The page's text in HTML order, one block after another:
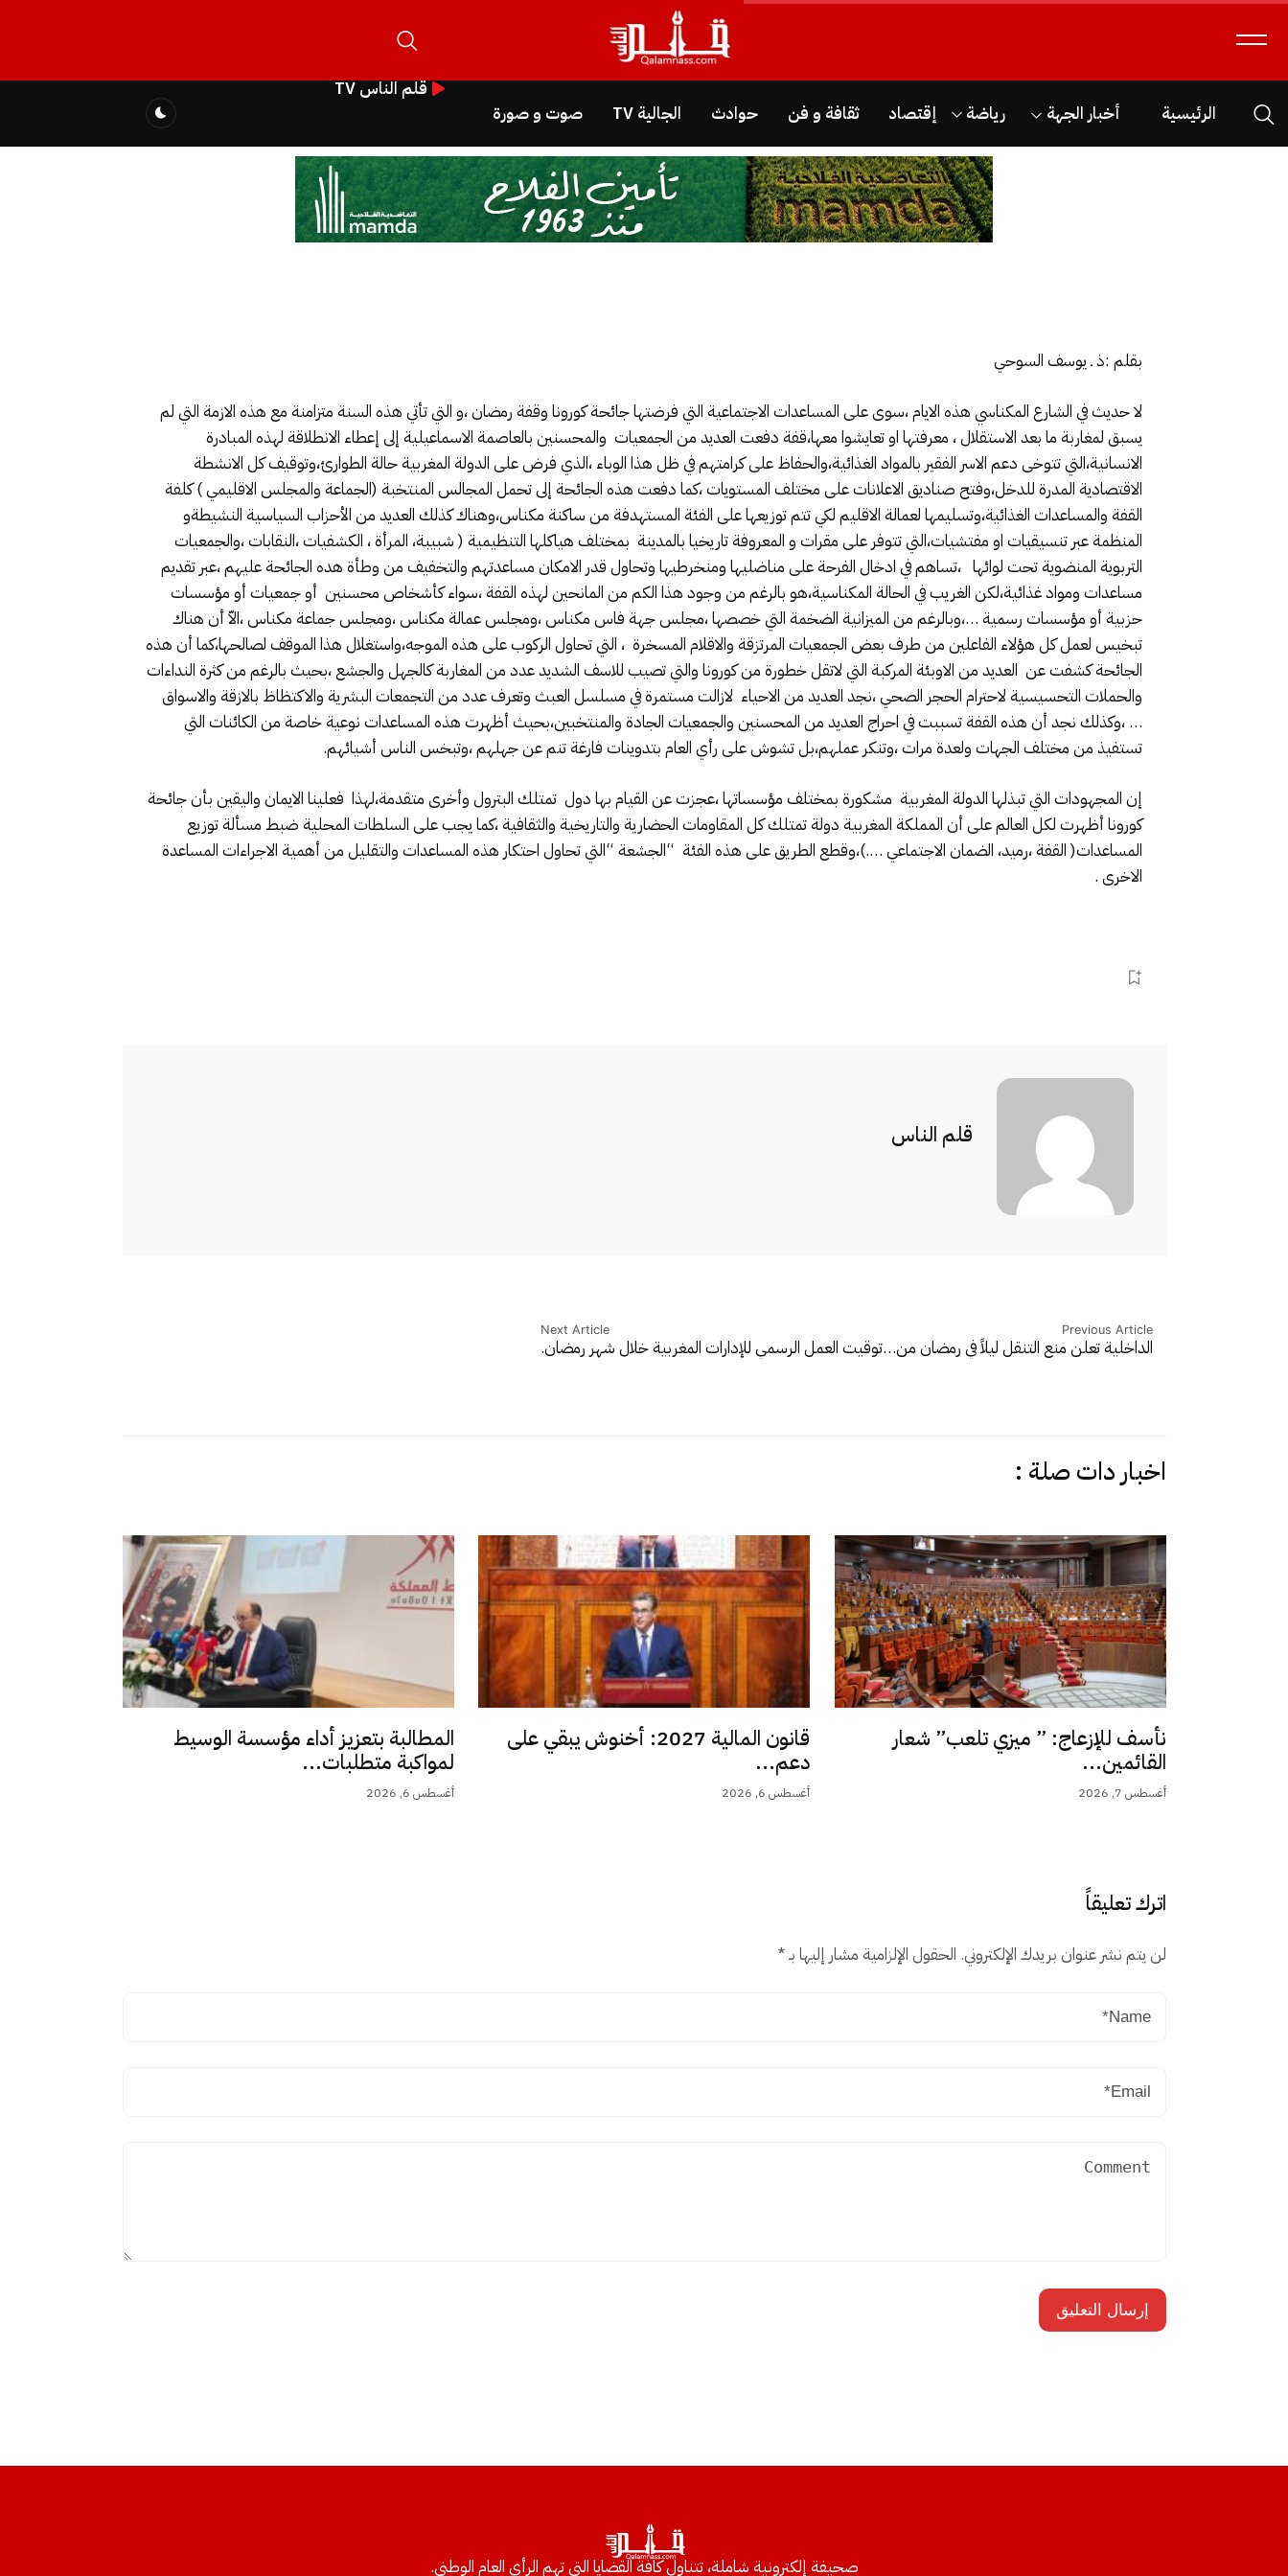
الرئيسية أخبار الجهة رياضة إقتصاد ثقافة و فن حوادث الجالية TV صوت و صورة
قلم الناس TV
بقلم :ذ ـ يوسف السوحي
لا حديث في الشارع المكناسي هذه الايام ،سوى على المساعدات الاجتماعية التي فرضتها جائحة كورونا وقفة رمضان ،و التي تأتي هذه السنة متزامنة مع هذه الازمة التي لم
يسبق لمغاربة ما بعد الاستقلال ، معرفتها او تعايشوا معها،قفة دفعت العديد من الجمعيات والمحسنين بالعاصمة الاسماعيلية إلى إعطاء الانطلاقة لهذه المبادرة
الانسانية،التي تتوخى دعم الاسر الفقير بالمواد الغذائية،والحفاظ على كرامتهم في ظل هذا الوباء ،الذي فرض على الدولة المغربية حالة الطوارئ،وتوقيف كل الانشطة
الاقتصادية المدرة للدخل،وفتح صناديق الاعلانات على مختلف المستويات ،كما دفعت هذه الجائحة إلى تحمل المجالس المنتخبة (الجماعة والمجلس الاقليمي ) كلفة
القفة والمساعدات الغذائية،وتسليمها لعمالة الاقليم لكي تتم توزيعها على الفئة المستهدفة من ساكنة مكناس،وهناك كذلك العديد من الأحزاب السياسية النشيطةو
المنظمة عبر تنسيقيات او مفتشيات،التي تتوفر على مقرات و المعروفة تاريخيا بالمدينة بمختلف هياكلها التنظيمية ( شبيبة، المرأة ، الكشفيات ،النقابات ،والجمعيات
التربوية المنضوية تحت لوائها ،تساهم في ادخال الفرحة على مناضليها ومنخرطيها وتحاول قدر الامكان مساعدتهم والتخفيف من وطأة هده الجائحة عليهم ،عبر تقديم
مساعدات ومواد غذائية،لكن الغريب في الحالة المكناسية،هو بالرغم من وجود هذا الكم من المانحين لهذه القفة ،سواء كأشخاص محسنين أو جمعيات أو مؤسسات
حزبية أو مؤسسات رسمية …،وبالرغم من الميزانية الضخمة التي خصصها ،مجلس جهة فاس مكناس ،ومجلس عمالة مكناس ،ومجلس جماعة مكناس ،الاّ أن هناك
تبخيس لعمل كل هؤلاء الفاعلين من طرف بعض الجمعيات المرتزقة والاقلام المسخرة ، التي تحاول الركوب على هذه الموجه،واستغلال هذا الموقف لصالحها،كما أن هذه
الجائحة كشفت عن العديد من الاوبئة المركبة التي لاتقل خطورة من كورونا والتي تصيب للاسف الشديد عدد من المغاربة كالجهل والجشع ،بحيث بالرغم من كثرة النداءات
والحملات التحسيسية لاحترام الحجر الصحي ،نجد العديد من الاحياء لازالت مستمرة في مسلسل العبث وتعرف عدد من التجمعات البشرية والاكتظاظ بالازقة والاسواق
… ،وكذلك نجد أن هذه القفة تسببت في احراج العديد من المحسنين والجمعيات الجادة والمنتخبين،بحيث أظهرت هذه المساعدات نوعية خاصة من الكائنات التي
تستفيذ من مختلف الجهات ولعدة مرات ،وتنكر عملهم،بل تشوش على رأي العام بتدوينات فارغة تنم عن جهلهم ،وتبخس الناس أشيائهم.
إن المجهودات التي تبذلها الدولة المغربية مشكورة بمختلف مؤسساتها ،عجزت عن القيام بها دول تمتلك البترول وأخرى متقدمة،لهذا فعلينا الايمان واليقين بأن جائحة
كورونا أظهرت لكل العالم على أن المملكة المغربية دولة تمتلك كل المقاومات الحضارية والتاريخية والثقافية ،كما يجب على السلطات المحلية ضبط مسألة توزيع
المساعدات( القفة ،رميد، الضمان الاجتماعي ….)،وقطع الطريق على هذه الفئة “الجشعة “التي تحاول احتكار هذه المساعدات والتقليل من أهمية الاجراءات المساعدة
الاخرى .
قلم الناس
Previous Article
الداخلية تعلن منع التنقل ليلاً في رمضان من…
Next Article
توقيت العمل الرسمي للإدارات المغربية خلال شهر رمضان.
اخبار دات صلة :
نأسف للإزعاج: ” ميزي تلعب” شعار
القائمين...
أغسطس 7, 2026
قانون المالية 2027: أخنوش يبقي على
دعم...
أغسطس 6, 2026
المطالبة بتعزيز أداء مؤسسة الوسيط
لمواكبة متطلبات...
أغسطس 6, 2026
اترك تعليقاً
لن يتم نشر عنوان بريدك الإلكتروني. الحقول الإلزامية مشار إليها بـ*
صحيفة إلكترونية شاملة، تتناول كافة القضايا التي تهم الرأي العام الوطني.